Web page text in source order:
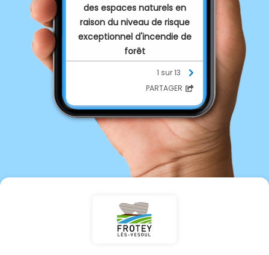
des espaces naturels en
raison du niveau de risque
exceptionnel d'incendie de
forêt
Face aux effets de la
sécheresse et des périodes
de fortes chaleurs sur l’état
des massifs forestiers, de la
végétation et des espaces
naturels, le préfet de la
renforcer, par arrêté
préfectoral les mesures de
protection destinées à
1 sur 13
PARTAGER